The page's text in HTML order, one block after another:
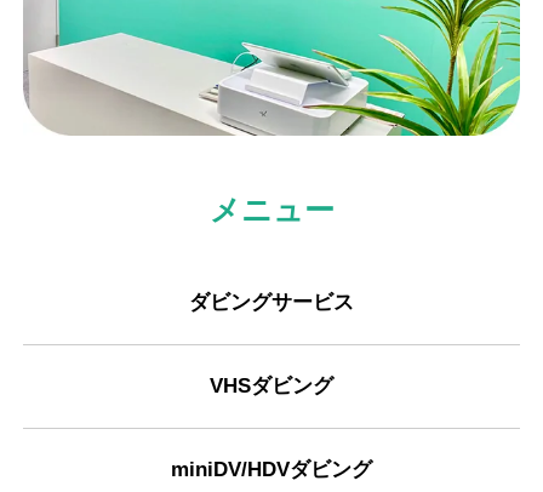
メニュー
ダビングサービス
VHSダビング
miniDV/HDVダビング